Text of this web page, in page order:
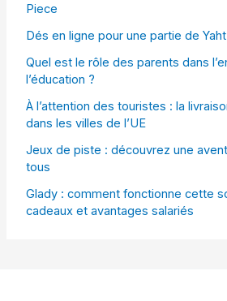
Piece
Dés en ligne pour une partie de
Quel est le rôle des parents dans
l’éducation ?
À l’attention des touristes : la
dans les villes de l’UE
Jeux de piste : découvrez une
tous
Glady : comment fonctionne cette
cadeaux et avantages salariés